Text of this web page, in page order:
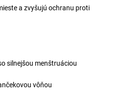
a zvyšujú ochranu proti
silnejšou menštruáciou
vôňou